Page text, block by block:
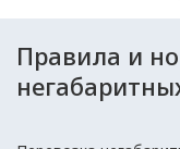
Правила и